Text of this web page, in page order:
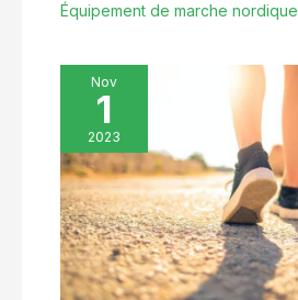
Équipement de marche nordique
Nov
1
2023